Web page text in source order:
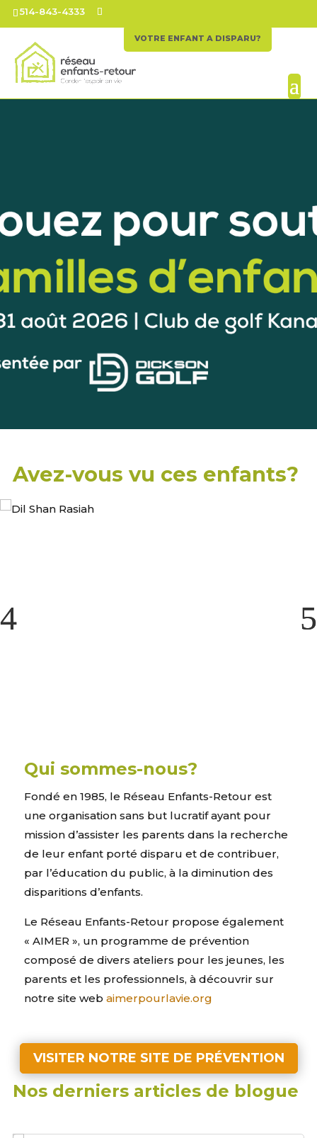
514-843-4333
VOTRE ENFANT A DISPARU?
Avez-vous vu ces enfants?
Qui sommes-nous?
Fondé en 1985, le Réseau Enfants-Retour est
une organisation sans but lucratif ayant pour
mission d’assister les parents dans la recherche
de leur enfant porté disparu et de contribuer,
par l’éducation du public, à la diminution des
disparitions d’enfants.
Le Réseau Enfants-Retour propose également
« AIMER », un programme de prévention
composé de divers ateliers pour les jeunes, les
parents et les professionnels, à découvrir sur
notre site web aimerpourlavie.org
VISITER NOTRE SITE DE PRÉVENTION
Nos derniers articles de blogue